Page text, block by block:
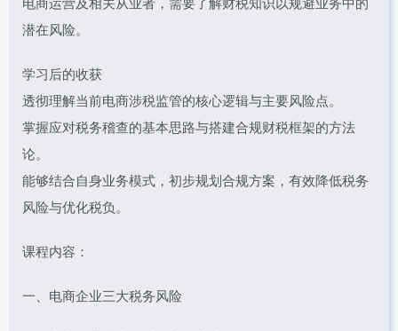
潜在风险。
学习后的收获
透彻理解当前电商涉税监管的核心逻辑与主要风险点。
掌握应对税务稽查的基本思路与搭建合规财税框架的方法
论。
能够结合自身业务模式，初步规划合规方案，有效降低税务
风险与优化税负。
课程内容：
一、电商企业三大税务风险